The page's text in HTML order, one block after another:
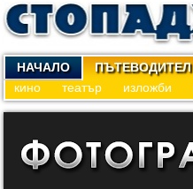
НАЧАЛО ПЪТЕВОДИТЕЛ
кино
театър изложби